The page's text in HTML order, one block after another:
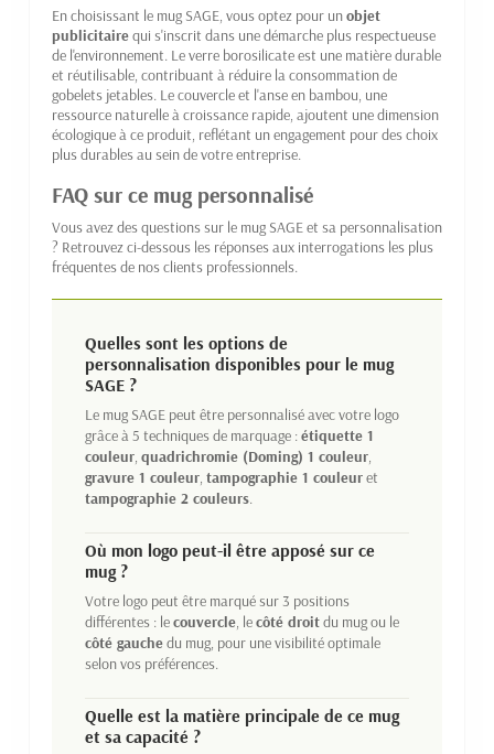
En choisissant le mug SAGE, vous optez pour unobjet
publicitairequi s'inscrit dans une démarche plus respectueuse
de l'environnement. Le verre borosilicate est une matière durable
et réutilisable, contribuant à réduire la consommation de
gobelets jetables. Le couvercle et l'anse en bambou, une
ressource naturelle à croissance rapide, ajoutent une dimension
écologique à ce produit, reflétant un engagement pour des choix
plus durables au sein de votre entreprise.
FAQ sur ce mug personnalisé
Vous avez des questions sur le mug SAGE et sa personnalisation
? Retrouvez ci-dessous les réponses aux interrogations les plus
fréquentes de nos clients professionnels.
Quelles sont les options de
personnalisation disponibles pour le mug
SAGE ?
Le mug SAGE peut être personnalisé avec votre logo
grâce à 5 techniques de marquage :étiquette 1
couleur, quadrichromie (Doming) 1 couleur,
gravure 1 couleur, tampographie 1 couleuret
tampographie 2 couleurs.
Où mon logo peut-il être apposé sur ce
mug ?
Votre logo peut être marqué sur 3 positions
différentes : lecouvercle, lecôté droitdu mug ou le
côté gauchedu mug, pour une visibilité optimale
selon vos préférences.
Quelle est la matière principale de ce mug
et sa capacité ?